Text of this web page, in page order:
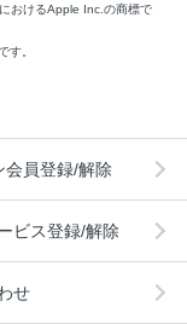
おけるApple Inc.の商標で
す。
会員登録/解除
ビス登録/解除
せ